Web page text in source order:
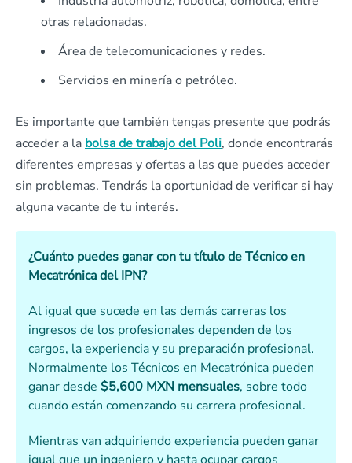
otras relacionadas.
Área de telecomunicaciones y redes.
Servicios en minería o petróleo.
Es importante que también tengas presente que podrás
acceder a la bolsa de trabajo del Poli, donde encontrarás
diferentes empresas y ofertas a las que puedes acceder
sin problemas. Tendrás la oportunidad de verificar si hay
alguna vacante de tu interés.
¿Cuánto puedes ganar con tu título de Técnico en
Mecatrónica del IPN?
Al igual que sucede en las demás carreras los
ingresos de los profesionales dependen de los
cargos, la experiencia y su preparación profesional.
Normalmente los Técnicos en Mecatrónica pueden
ganar desde $5,600 MXN mensuales, sobre todo
cuando están comenzando su carrera profesional.
Mientras van adquiriendo experiencia pueden ganar